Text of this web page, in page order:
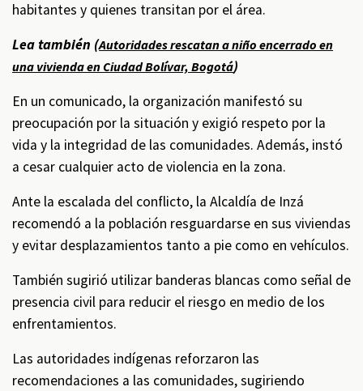
habitantes y quienes transitan por el área.
Lea también (Autoridades rescatan a niño encerrado en
una vivienda en Ciudad Bolívar, Bogotá)
En un comunicado, la organización manifestó su
preocupación por la situación y exigió respeto por la
vida y la integridad de las comunidades. Además, instó
a cesar cualquier acto de violencia en la zona.
Ante la escalada del conflicto, la Alcaldía de Inzá
recomendó a la población resguardarse en sus viviendas
y evitar desplazamientos tanto a pie como en vehículos.
También sugirió utilizar banderas blancas como señal de
presencia civil para reducir el riesgo en medio de los
enfrentamientos.
Las autoridades indígenas reforzaron las
recomendaciones a las comunidades, sugiriendo